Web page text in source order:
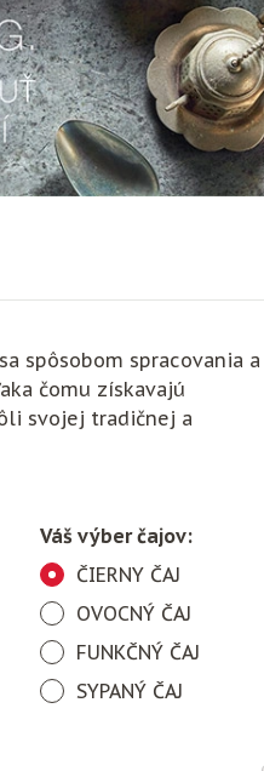
spôsobom spracovania a
čomu získavajú
svojej tradičnej a
Váš výber čajov:
ČIERNY ČAJ
OVOCNÝ ČAJ
FUNKČNÝ ČAJ
SYPANÝ ČAJ